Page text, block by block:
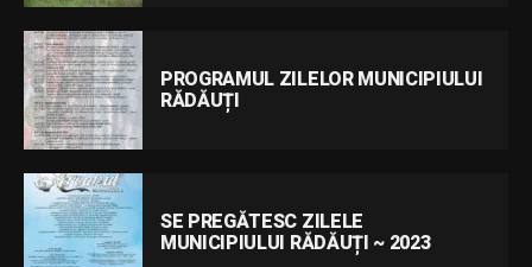
PROGRAMUL ZILELOR MUNICIPIULUI
RĂDĂUȚI
SE PREGĂTESC ZILELE
MUNICIPIULUI RĂDĂUȚI ~ 2023